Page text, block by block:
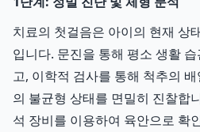
치료의 첫걸음은 아이의 현재 상
입니다. 문진을 통해 평소 생활
고, 이학적 검사를 통해 척추의
의 불균형 상태를 면밀히 진찰합
석 장비를 이용하여 육안으로 확